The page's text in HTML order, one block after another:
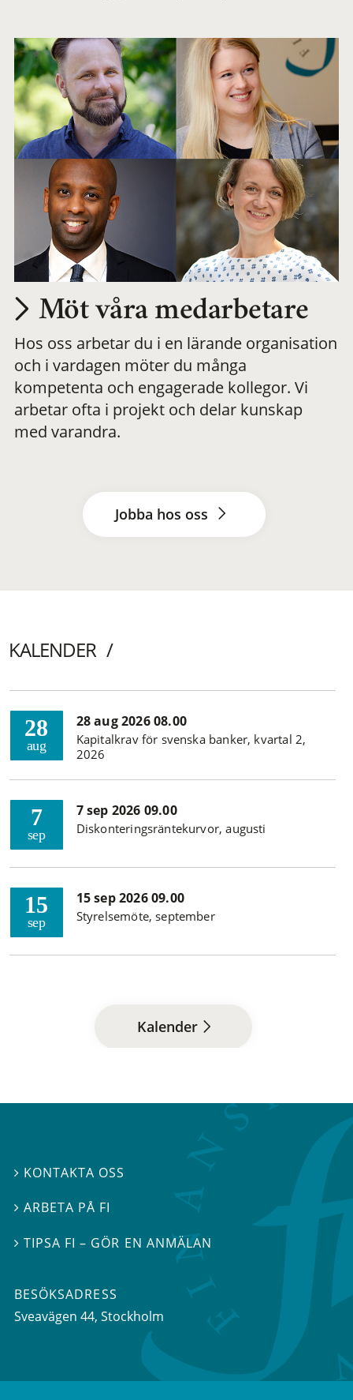
Möt våra medarbetare
Hos oss arbetar du i en lärande organisation
och i vardagen möter du många
kompetenta och engagerade kollegor. Vi
arbetar ofta i projekt och delar kunskap
med varandra.
Jobba hos oss
KALENDER
28
aug
28 aug 2026 08.00
Kapitalkrav för svenska banker, kvartal 2,
2026
7
sep
7 sep 2026 09.00
Diskonteringsräntekurvor, augusti
15
sep
15 sep 2026 09.00
Styrelsemöte, september
Kalender
 KONTAKTA OSS
ARBETA PÅ FI
TIPSA FI – GÖR EN ANMÄLAN
BESÖKSADRESS
Sveavägen 44, Stockholm